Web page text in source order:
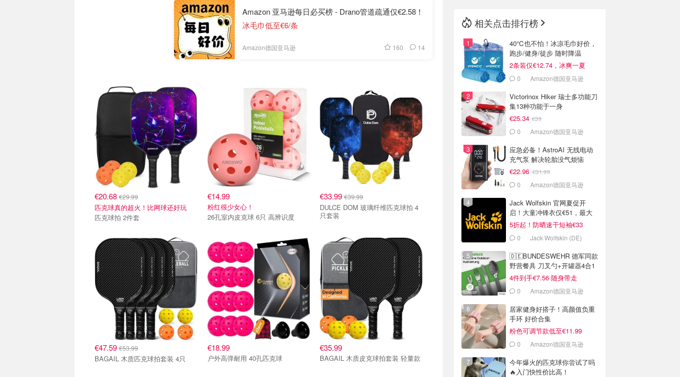
Amazon 亚马逊每日必买榜 - Drano管道疏通仅€2.58！
冰毛巾低至€6/条
Amazon德国亚马逊 160 14
€20.68 €29.99
匹克球真的超火！比网球还好玩
匹克球拍 2件套
€14.99
粉红很少女心！
26孔室内皮克球 6只 高辨识度
€33.99 €39.99
DULCE DOM 玻璃纤维匹克球拍 4
只套装
€47.59 €53.99
BAGAIL 木质匹克球拍套装 4只
€18.99
户外高弹耐用 40孔匹克球
€35.99
BAGAIL 木质皮克球拍套装 轻量款
相关点击排行榜
40℃也不怕！冰凉毛巾好价，
跑步/健身/徒步 随时降温
2条装仅€12.74，冰爽一夏
0 Amazon德国亚马逊
Victorinox Hiker 瑞士多功能刀
集13种功能于一身
€25.34 €39
0 Amazon德国亚马逊
应急必备！AstroAI 无线电动
充气泵 解决轮胎没气烦恼
€22.96 €31.99
0 Amazon德国亚马逊
Jack Wolfskin 官网夏促开
启！大童冲锋衣仅€51，最大
码有货
5折起！防晒速干短袖€33
0 Jack Wolfskin (DE)
🇩🇪BUNDESWEHR 德军同款
野营餐具 刀叉勺+开罐器4合1
4件到手€7.56 随身带走
0 Amazon德国亚马逊
居家健身好搭子！高颜值负重
手环 好价合集
粉色可调节款低至€11.99
0 Amazon德国亚马逊
今年爆火的匹克球你尝试了吗
🔥入门快性价比高！